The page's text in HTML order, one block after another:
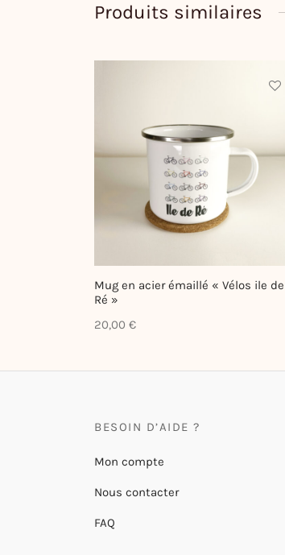
Produits similaires
Mug en acier émaillé « Vélos ile de
Ré »
20,00 €
BESOIN D’AIDE ?
Mon compte
Nous contacter
FAQ